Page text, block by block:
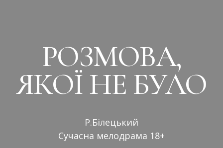
РОЗМОВА,
ЯКОЇ НЕ БУЛО
Р.Білецький
Сучасна мелодрама 18+